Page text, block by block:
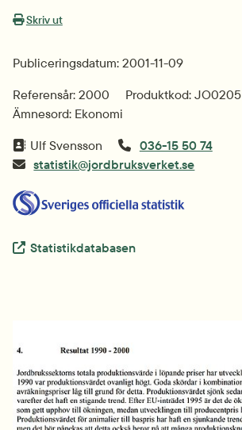
Skriv ut
Publiceringsdatum: 2001-11-09
Referensår: 2000
Produktkod: JO0205
Ämnesord: Ekonomi
Ulf Svensson
036-15 50 74
statistik@jordbruksverket.se
Extern länk.
Statistikdatabasen